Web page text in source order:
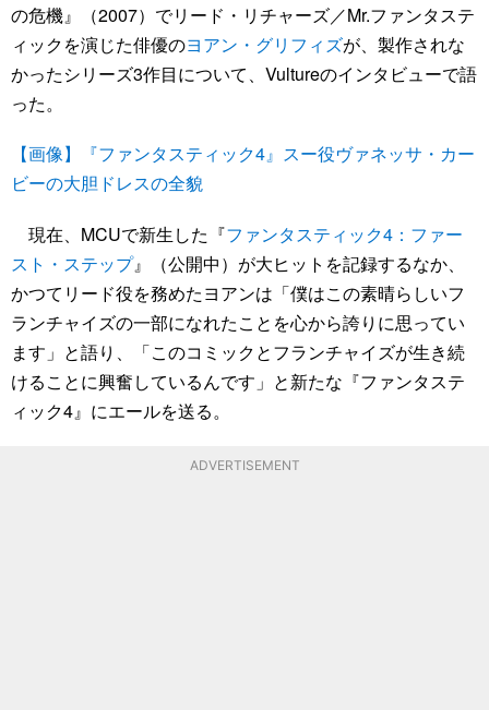
の危機』（2007）でリード・リチャーズ／Mr.ファンタステ
ィックを演じた俳優のヨアン・グリフィズが、製作されな
かったシリーズ3作目について、Vultureのインタビューで語
った。
【画像】『ファンタスティック4』スー役ヴァネッサ・カー
ビーの大胆ドレスの全貌
現在、MCUで新生した『ファンタスティック4：ファー
スト・ステップ』（公開中）が大ヒットを記録するなか、
かつてリード役を務めたヨアンは「僕はこの素晴らしいフ
ランチャイズの一部になれたことを心から誇りに思ってい
ます」と語り、「このコミックとフランチャイズが生き続
けることに興奮しているんです」と新たな『ファンタステ
ィック4』にエールを送る。
ADVERTISEMENT